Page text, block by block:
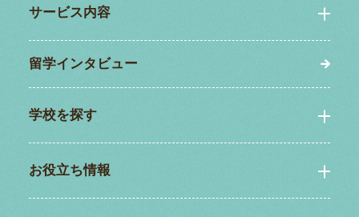
サービス内容
留学インタビュー
学校を探す
お役立ち情報